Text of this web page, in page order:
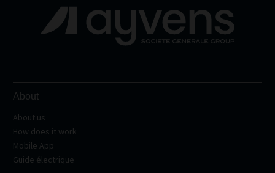
About
About us
How does it work
Mobile App
Guide électrique